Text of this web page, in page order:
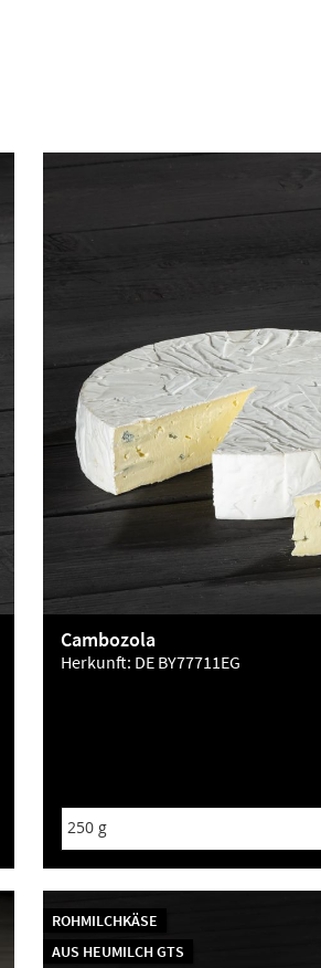
Cambozola
Herkunft: DE BY77711EG
ROHMILCHKÄSE
AUS HEUMILCH GTS